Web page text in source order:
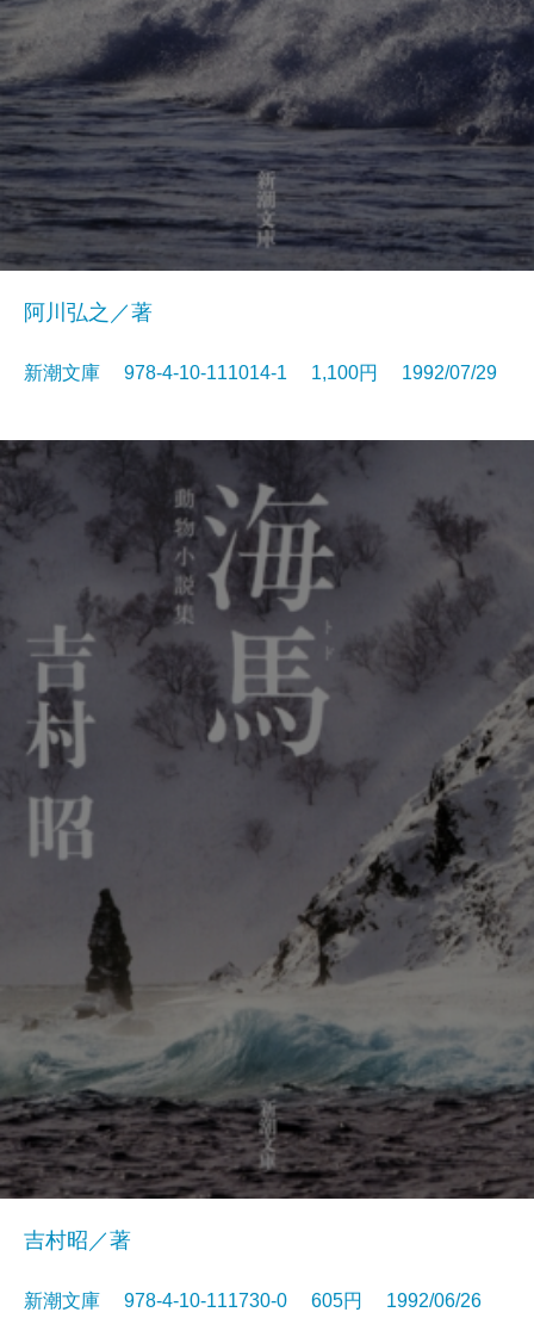
阿川弘之／著
新潮文庫 978-4-10-111014-1 1,100円 1992/07/29
吉村昭／著
新潮文庫 978-4-10-111730-0 605円 1992/06/26